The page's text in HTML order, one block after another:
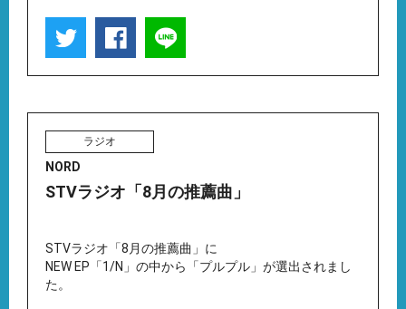
ラジオ
NORD
STVラジオ「8月の推薦曲」
STVラジオ「8月の推薦曲」に
NEW EP「1/N」の中から「プルプル」が選出されまし
た。